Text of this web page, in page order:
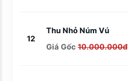
12
Thu Nhỏ Núm Vú
Giá Gốc 10.000.000đ